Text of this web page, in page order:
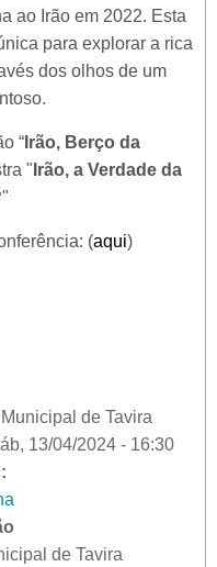
ao Irão em 2022. Esta
para explorar a rica
dos olhos de um
“Irão, Berço da
" Irão, a Verdade da
"
(aqui)
de Tavira
13/04/2024 - 16:30
de Tavira